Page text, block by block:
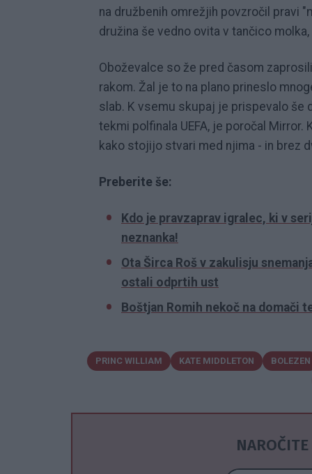
na družbenih omrežjih povzročil pravi
družina še vedno ovita v tančico
Oboževalce so že pred časom
rakom. Žal je to na plano prineslo
slab. K vsemu skupaj je prispevalo še
tekmi polfinala UEFA, je poročal
kako stojijo stvari med njima - in brez
Preberite še:
Kdo je pravzaprav igralec, ki v
neznanka!
Ota Širca Roš v zakulisju
ostali odprtih ust
Boštjan Romih nekoč na domači
PRINC WILLIAM KATE MIDDLETON BOLEZEN